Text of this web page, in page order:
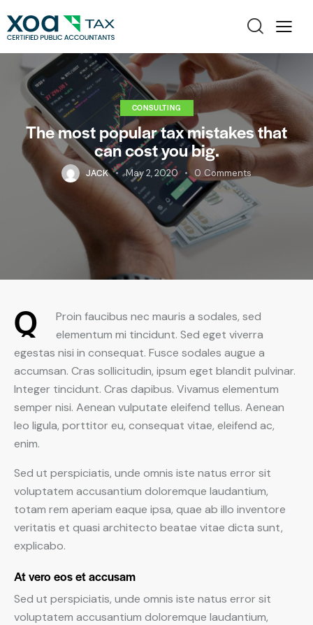
CONSULTING
The most popular tax mistakes that
can cost you big.
JACK May 2, 2020 0 Comments
Q
Proin faucibus nec mauris a sodales, sed
elementum mi tincidunt. Sed eget viverra
egestas nisi in consequat. Fusce sodales augue a
accumsan. Cras sollicitudin, ipsum eget blandit pulvinar.
Integer tincidunt. Cras dapibus. Vivamus elementum
semper nisi. Aenean vulputate eleifend tellus. Aenean
leo ligula, porttitor eu, consequat vitae, eleifend ac,
enim.
Sed ut perspiciatis, unde omnis iste natus error sit
voluptatem accusantium doloremque laudantium,
totam rem aperiam eaque ipsa, quae ab illo inventore
veritatis et quasi architecto beatae vitae dicta sunt,
explicabo.
At vero eos et accusam
Sed ut perspiciatis, unde omnis iste natus error sit
voluptatem accusantium doloremque laudantium,